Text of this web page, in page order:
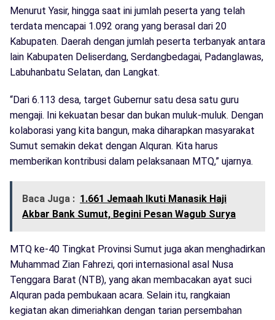
Menurut Yasir, hingga saat ini jumlah peserta yang telah
terdata mencapai 1.092 orang yang berasal dari 20
Kabupaten. Daerah dengan jumlah peserta terbanyak antara
lain Kabupaten Deliserdang, Serdangbedagai, Padanglawas,
Labuhanbatu Selatan, dan Langkat.
“Dari 6.113 desa, target Gubernur satu desa satu guru
mengaji. Ini kekuatan besar dan bukan muluk-muluk. Dengan
kolaborasi yang kita bangun, maka diharapkan masyarakat
Sumut semakin dekat dengan Alquran. Kita harus
memberikan kontribusi dalam pelaksanaan MTQ,” ujarnya.
Baca Juga : 1.661 Jemaah Ikuti Manasik Haji
Akbar Bank Sumut, Begini Pesan Wagub Surya
MTQ ke-40 Tingkat Provinsi Sumut juga akan menghadirkan
Muhammad Zian Fahrezi, qori internasional asal Nusa
Tenggara Barat (NTB), yang akan membacakan ayat suci
Alquran pada pembukaan acara. Selain itu, rangkaian
kegiatan akan dimeriahkan dengan tarian persembahan